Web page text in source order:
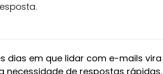
dias em que lidar com e-mails
necessidade de respostas